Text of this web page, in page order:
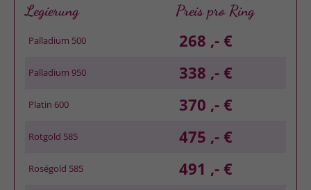
Legierung Preis pro Ring
Palladium 500 268 ,- €
Palladium 950 338 ,- €
Platin 600 370 ,- €
Rotgold 585 475 ,- €
Roségold 585 491 ,- €